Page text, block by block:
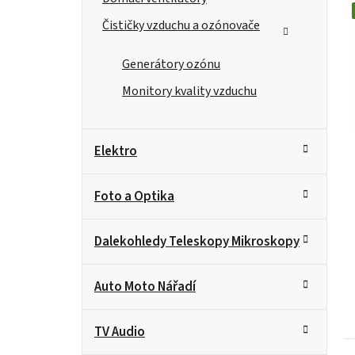
Čističky vzduchu a ozónovače
Generátory ozónu
Monitory kvality vzduchu
Elektro
Foto a Optika
Dalekohledy Teleskopy Mikroskopy
Auto Moto Nářadí
TV Audio